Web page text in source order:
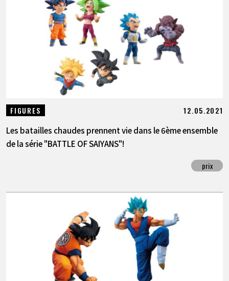
FIGURES 12.05.2021
Les batailles chaudes prennent vie dans le 6ème ensemble
de la série "BATTLE OF SAIYANS"!
prix